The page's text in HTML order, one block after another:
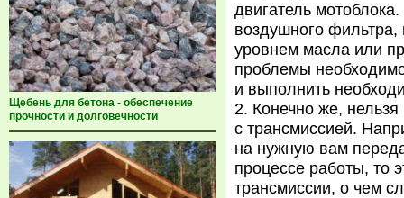
Щебень для бетона - обеспечение
прочности и долговечности
двигатель
воздушного фильтра,
уровнем масла или
проблемы
и выполнить
Конечно же,
с трансмиссией.
на нужную вам
процессе работы, то
трансмиссии, о чем